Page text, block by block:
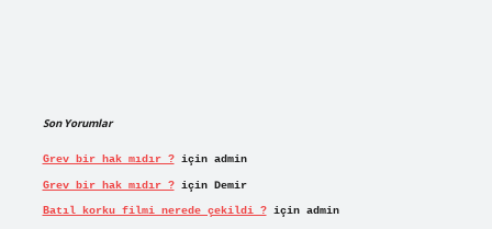
Son Yorumlar
Grev bir hak mıdır ?için admin
Grev bir hak mıdır ?için Demir
Batıl korku filmi nerede çekildi ?için admin